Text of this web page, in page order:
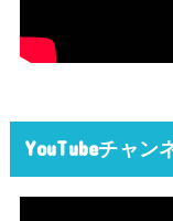
YouTubeチャン